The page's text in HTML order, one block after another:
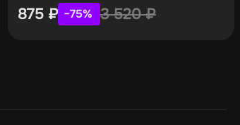
875 ₽ −75% 3 520₽